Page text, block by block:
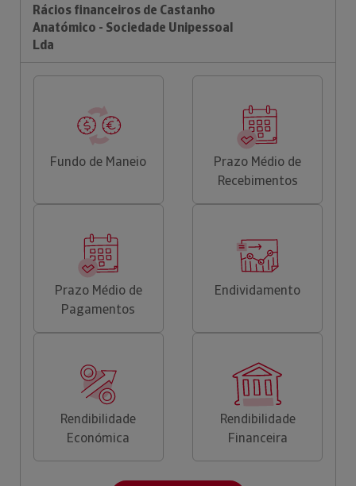
Rácios financeiros de Castanho
Anatómico - Sociedade Unipessoal
Lda
Fundo de Maneio
Prazo Médio de
Recebimentos
Prazo Médio de
Pagamentos
Endividamento
Rendibilidade
Económica
Rendibilidade
Financeira